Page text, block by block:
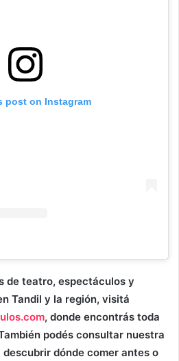
post on Instagram
de teatro, espectáculos y
Tandil y la región, visitá
, donde encontrás toda
podés consultar nuestra
dónde comer antes o